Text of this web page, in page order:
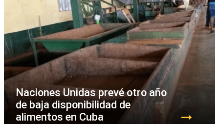
Naciones Unidas prevé otro año
de baja disponibilidad de
alimentos en Cuba